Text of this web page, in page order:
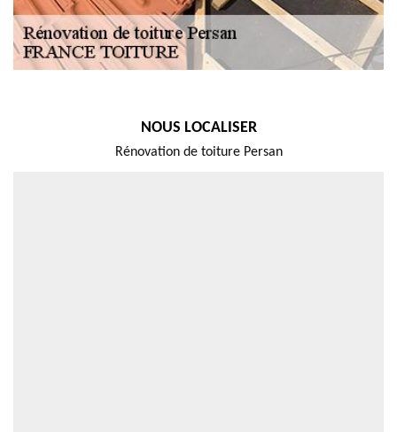
NOUS LOCALISER
Rénovation de toiture Persan